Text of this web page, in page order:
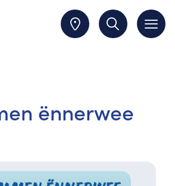
ënnerwee